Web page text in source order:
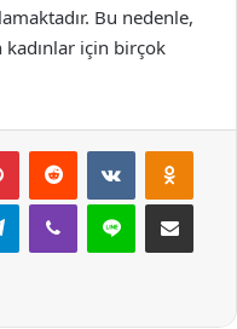
Bu nedenle,
kadınlar için birçok
PinterestReddit VKontakte
TelegramViber Line E-Posta ile